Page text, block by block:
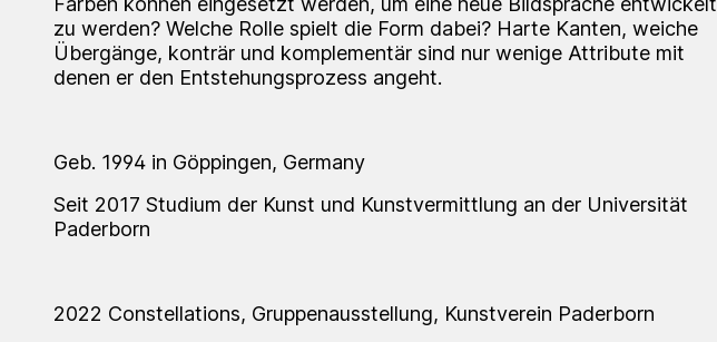
zu werden? Welche Rolle spielt die Form dabei? Harte Kanten, weiche
Übergänge, konträr und komplementär sind nur wenige Attribute mit
denen er den Entstehungsprozess angeht.
Geb. 1994 in Göppingen, Germany
Seit 2017 Studium der Kunst und Kunstvermittlung an der Universität
Paderborn
2022 Constellations, Gruppenausstellung, Kunstverein Paderborn